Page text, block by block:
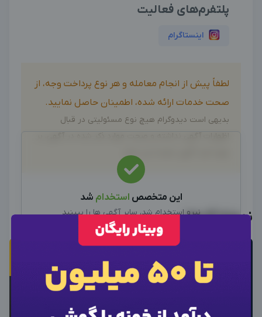
پلتفرم‌های فعالیت
اینستاگرام
لطفاً پیش از انجام معامله و هر نوع پرداخت وجه، از
صحت خدمات ارائه شده، اطمینان حاصل نمایید.
بدیهی است دیدوگرام هیچ نوع مسئولیتی در قبال
عهده فرد آگهی دهنده می باشد.
این متخصص استخدام شد
نیرو استخدام شد، سایر آگهی ها را ببینید
سایر متخصصین
نمونه کارها
اطلاعات تماس
ورود به حساب کاربری
شماره موبایل خود را وارد کنید
وارد حساب کاربری شوید